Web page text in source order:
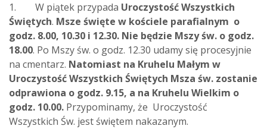
1. W piątek przypada Uroczystość Wszystkich
Świętych. Msze święte w kościele parafialnym o
godz. 8.00, 10.30 i 12.30. Nie będzie Mszy św. o godz.
18.00. Po Mszy św. o godz. 12.30 udamy się procesyjnie
na cmentarz. Natomiast na Kruhelu Małym w
Uroczystość Wszystkich Świętych Msza św. zostanie
odprawiona o godz. 9.15, a na Kruhelu Wielkim o
godz. 10.00. Przypominamy, że Uroczystość
Wszystkich Św. jest świętem nakazanym.